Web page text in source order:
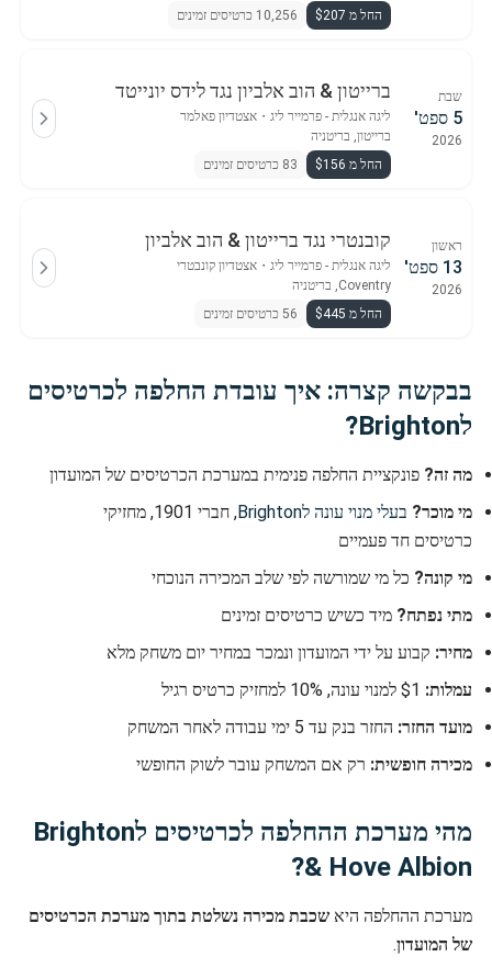
החל מ $207
10,256 כרטיסים זמינים
שבת
5 ספט'
2026
ברייטון & הוב אלביון נגד לידס יונייטד
ליגה אנגלית - פרמייר ליג ・ אצטדיון פאלמר
ברייטון, בריטניה
החל מ $156
83 כרטיסים זמינים
ראשון
13 ספט'
2026
קובנטרי נגד ברייטון & הוב אלביון
ליגה אנגלית - פרמייר ליג ・ אצטדיון קונבטרי
Coventry, בריטניה
החל מ $445
56 כרטיסים זמינים
בבקשה קצרה: איך עובדת החלפה לכרטיסים
לBrighton?
מה זה? פונקציית החלפה פנימית במערכת הכרטיסים של המועדון
מי מוכר? בעלי מנוי עונה לBrighton
, חברי 1901, מחזיקי
כרטיסים חד פעמיים
מי קונה? כל מי שמורשה לפי שלב המכירה הנוכחי
מתי נפתח? מיד כשיש כרטיסים זמינים
מחיר: קבוע על ידי המועדון ונמכר במחיר יום משחק מלא
עמלות:
מועד החזר: החזר בנק עד 5 ימי עבודה לאחר המשחק
מכירה חופשית: רק אם המשחק עובר לשוק החופשי
מהי מערכת ההחלפה לכרטיסים לBrighton
& Hove Albion?
מערכת ההחלפה היא שכבת מכירה נשלטת בתוך מערכת הכרטיסים
של המועדון.